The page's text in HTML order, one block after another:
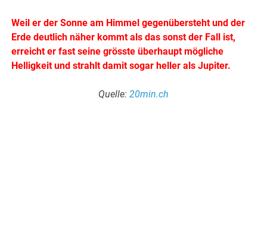
Weil er der Sonne am Himmel gegenübersteht und der
Erde deutlich näher kommt als das sonst der Fall ist,
erreicht er fast seine grösste überhaupt mögliche
Helligkeit und strahlt damit sogar heller als Jupiter.
Quelle: 20min.ch